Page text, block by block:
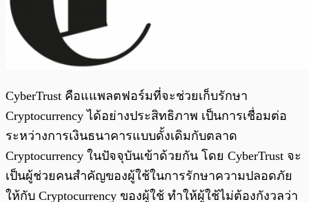
CyberTrust คือแแพลตฟอร์มที่จะช่วยเก็บรักษา
Cryptocurrency ได้อย่างประสิทธิภาพ เป็นการเชื่อมต่อ
ระหว่างการเงินธนาคารแบบดั้งเดิมกับตลาด
Cryptocurrency ในปัจจุบันเข้าด้วยกัน โดย CyberTrust จะ
เป็นผู้ช่วยคนสำคัญของผู้ใช้ในการรักษาความปลอดภัย
ให้กับ Cryptocurrency ของผู้ใช้ ทำให้ผู้ใช้ไม่ต้องกังวลว่า